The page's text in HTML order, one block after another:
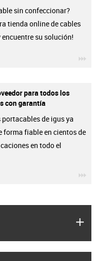
sin confeccionar?
tienda online de cables
su solución!
para todos los
con garantía
portacables de igus ya
forma fiable en cientos de
en todo el